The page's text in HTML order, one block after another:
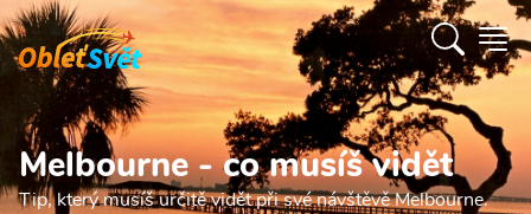
Melbourne - co musíš vidět
Tip, který musíš určitě vidět při své návštěvě Melbourne.